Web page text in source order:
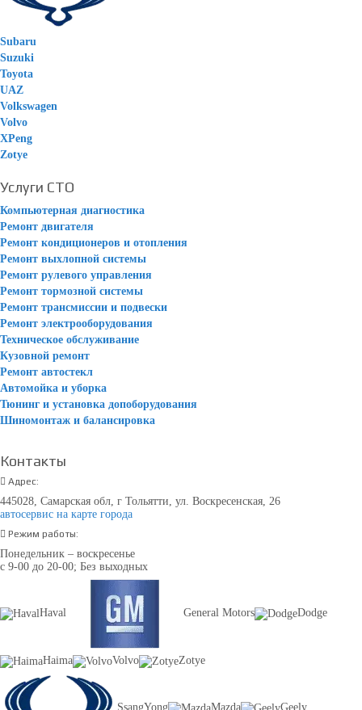
Subaru
Suzuki
Toyota
UAZ
Volkswagen
Volvo
XPeng
Zotye
Услуги СТО
Компьютерная диагностика
Ремонт двигателя
Ремонт кондиционеров и отопления
Ремонт выхлопной системы
Ремонт рулевого управления
Ремонт тормозной системы
Ремонт трансмиссии и подвески
Ремонт электрооборудования
Техническое обслуживание
Кузовной ремонт
Ремонт автостекл
Автомойка и уборка
Тюнинг и установка допоборудования
Шиномонтаж и балансировка
Контакты
Адрес:
445028, Самарская обл, г Тольятти, ул. Воскресенская, 26
автосервис на карте города
Режим работы:
Понедельник – воскресенье
с 9-00 до 20-00; Без выходных
Haval General Motors Dodge
Haima Volvo Zotye
SsangYong Mazda Geely